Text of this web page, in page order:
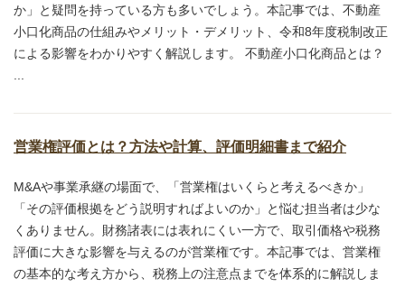
か」と疑問を持っている方も多いでしょう。本記事では、不動産
小口化商品の仕組みやメリット・デメリット、令和8年度税制改正
による影響をわかりやすく解説します。 不動産小口化商品とは？
営業権評価とは？方法や計算、評価明細書まで紹介
M&Aや事業承継の場面で、「営業権はいくらと考えるべきか」
「その評価根拠をどう説明すればよいのか」と悩む担当者は少な
くありません。財務諸表には表れにくい一方で、取引価格や税務
評価に大きな影響を与えるのが営業権です。本記事では、営業権
の基本的な考え方から、税務上の注意点までを体系的に解説しま